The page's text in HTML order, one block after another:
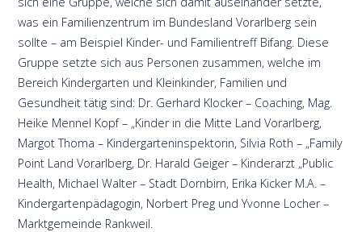
was ein Familienzentrum im Bundesland Vorarlberg sein
sollte – am Beispiel Kinder- und Familientreff Bifang. Diese
Gruppe setzte sich aus Personen zusammen, welche im
Bereich Kindergarten und Kleinkinder, Familien und
Gesundheit tätig sind: Dr. Gerhard Klocker – Coaching, Mag.
Heike Mennel Kopf – „Kinder in die Mitte Land Vorarlberg,
Margot Thoma – Kindergarteninspektorin, Silvia Roth – „Family
Point Land Vorarlberg, Dr. Harald Geiger – Kinderarzt „Public
Health, Michael Walter – Stadt Dornbirn, Erika Kicker M.A. –
Kindergartenpädagogin, Norbert Preg und Yvonne Locher –
Marktgemeinde Rankweil.